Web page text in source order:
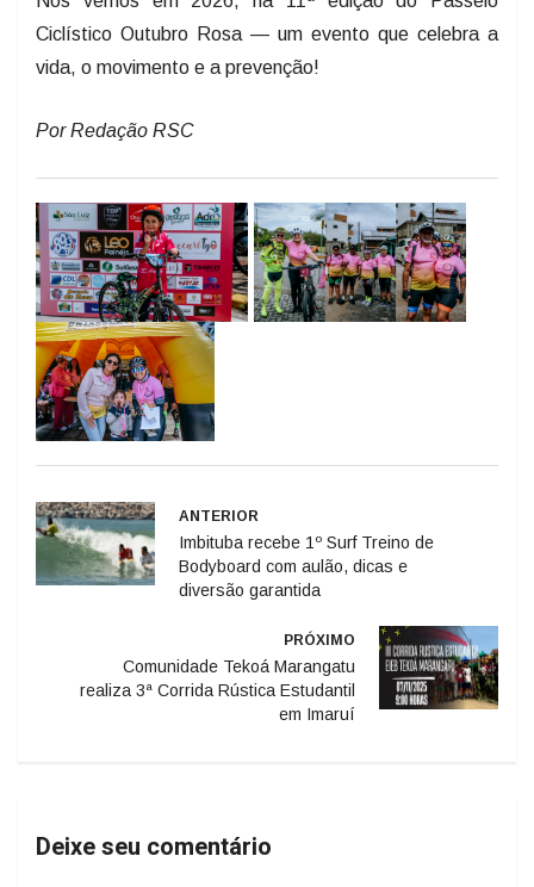
Ciclístico Outubro Rosa — um evento que celebra a
vida, o movimento e a prevenção!
Por Redação RSC
ANTERIOR
Imbituba recebe 1º Surf Treino de
Bodyboard com aulão, dicas e
diversão garantida
PRÓXIMO
Comunidade Tekoá Marangatu
realiza 3ª Corrida Rústica Estudantil
em Imaruí
Deixe seu comentário